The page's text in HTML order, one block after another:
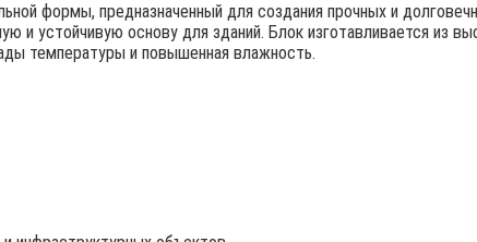
формы, предназначенный для создания прочных и
и устойчивую основу для зданий. Блок изготавливается из
температуры и повышенная влажность.